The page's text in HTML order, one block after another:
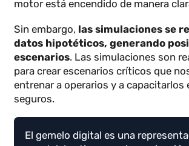
Los gemelos digitales tienen
representar al activo gracias a
física en tiempo real, es decir, si
arrancado el gemelo digital debe
motor está encendido de manera
Sin embargo, las simulaciones
datos hipotéticos, generando
escenarios. Las simulaciones son